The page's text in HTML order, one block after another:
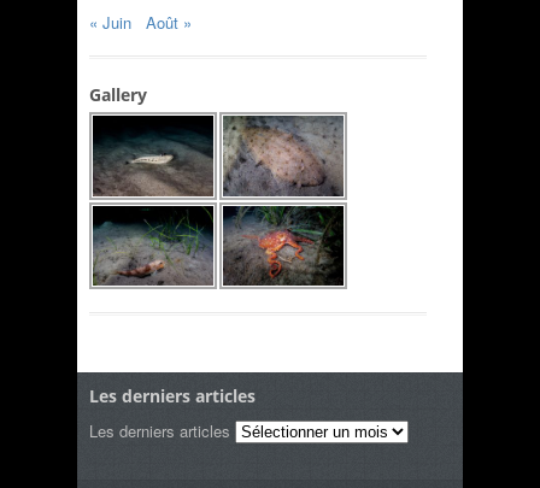
« Juin
Août »
Gallery
Les derniers articles
Les derniers articles